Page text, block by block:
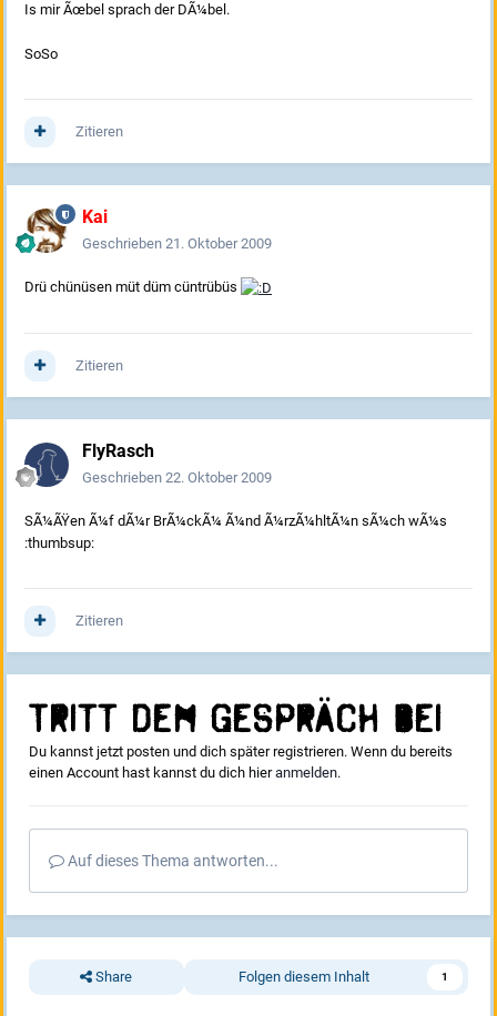
Is mir Ãœbel sprach der DÃ¼bel.
SoSo
Zitieren
Kai
Geschrieben 21. Oktober 2009
Drü chünüsen müt düm cüntrübüs
Zitieren
FlyRasch
Geschrieben 22. Oktober 2009
SÃ¼ÃŸen Ã¼f dÃ¼r BrÃ¼ckÃ¼ Ã¼nd Ã¼rzÃ¼hltÃ¼n sÃ¼ch wÃ¼s
:thumbsup:
Zitieren
Tritt dem Gespräch bei
Du kannst jetzt posten und dich später registrieren. Wenn du bereits
einen Account hast kannst du dich hieranmelden.
Auf dieses Thema antworten...
Share Folgen diesem Inhalt 1